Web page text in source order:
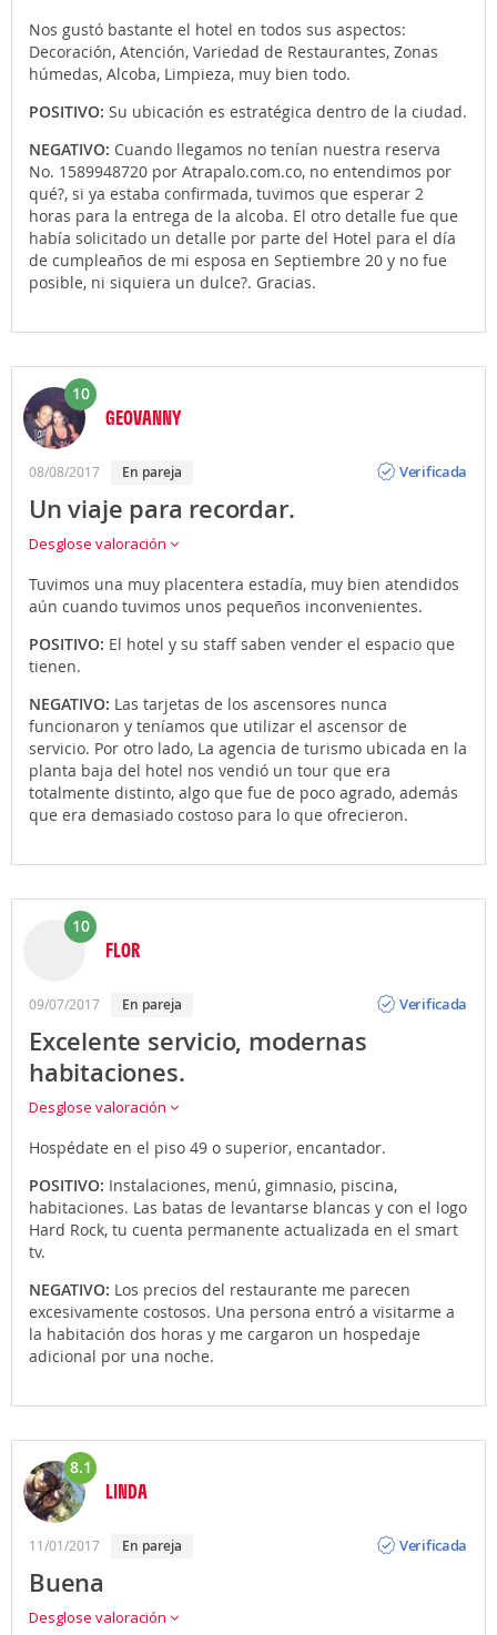
Nos gustó bastante el hotel en todos sus aspectos:
Decoración, Atención, Variedad de Restaurantes, Zonas
húmedas, Alcoba, Limpieza, muy bien todo.
POSITIVO: Su ubicación es estratégica dentro de la ciudad.
NEGATIVO: Cuando llegamos no tenían nuestra reserva
No. 1589948720 por Atrapalo.com.co, no entendimos por
qué?, si ya estaba confirmada, tuvimos que esperar 2
horas para la entrega de la alcoba. El otro detalle fue que
había solicitado un detalle por parte del Hotel para el día
de cumpleaños de mi esposa en Septiembre 20 y no fue
posible, ni siquiera un dulce?. Gracias.
10
GEOVANNY
08/08/2017 En pareja
Verificada
Un viaje para recordar.
Desglose valoración
Tuvimos una muy placentera estadía, muy bien atendidos
aún cuando tuvimos unos pequeños inconvenientes.
POSITIVO: El hotel y su staff saben vender el espacio que
tienen.
NEGATIVO: Las tarjetas de los ascensores nunca
funcionaron y teníamos que utilizar el ascensor de
servicio. Por otro lado, La agencia de turismo ubicada en la
planta baja del hotel nos vendió un tour que era
totalmente distinto, algo que fue de poco agrado, además
que era demasiado costoso para lo que ofrecieron.
10
FLOR
09/07/2017 En pareja
Verificada
Excelente servicio, modernas
habitaciones.
Desglose valoración
Hospédate en el piso 49 o superior, encantador.
POSITIVO: Instalaciones, menú, gimnasio, piscina,
habitaciones. Las batas de levantarse blancas y con el logo
Hard Rock, tu cuenta permanente actualizada en el smart
tv.
NEGATIVO: Los precios del restaurante me parecen
excesivamente costosos. Una persona entró a visitarme a
la habitación dos horas y me cargaron un hospedaje
adicional por una noche.
8.1
LINDA
11/01/2017 En pareja
Verificada
Buena
Desglose valoración